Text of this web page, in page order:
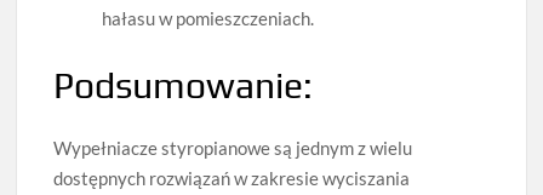
hałasu w pomieszczeniach.
Podsumowanie:
Wypełniacze styropianowe są jednym z wielu
dostępnych rozwiązań w zakresie wyciszania